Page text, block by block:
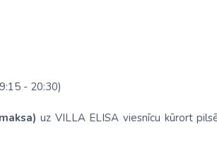
- 20:30)
uz VILLA ELISA viesnīcu kūrort